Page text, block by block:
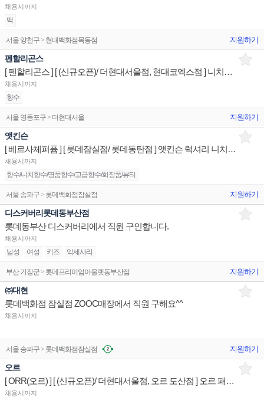
채용시까지
맥
서울 양천구 > 현대백화점목동점 지원하기
펜할리곤스
[ 펜할리곤스 ] [ (신규오픈)/ 더현대서울점, 현대코엑스점 ] 니치향수브랜드 제품디스플레이 판매전문직원
채용시까지
향수
서울 영등포구 > 더현대서울 지원하기
앳킨슨
[ 베르사체퍼퓸 ] [ 롯데잠실점/ 롯데동탄점 ] 앳킨슨 럭셔리 니치향수 제품디스플레이 판매전문직원
채용시까지
향수/니치향수/명품향수/고급향수/화장품/뷰티
서울 송파구 > 롯데백화점잠실점 지원하기
디스커버리롯데동부산점
롯데동부산 디스커버리에서 직원 구인합니다.
채용시까지
남성 여성 키즈 악세사리
부산 기장군 > 롯데프리미엄아울렛동부산점 지원하기
㈜대현
롯데백화점 잠실점 ZOOC매장에서 직원 구해요^^
채용시까지
서울 송파구 > 롯데백화점잠실점 지원하기
오르
[ ORR(오르) ] [ (신규오픈)/ 더현대서울점, 오르 도산점 ] 오르 패션 제품디스플레이 판매전문직원
채용시까지